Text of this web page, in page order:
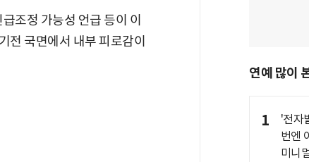
조정 가능성 언급 등이 이
전 국면에서 내부 피로감이
연예 많이
1
'전자
번엔
미니